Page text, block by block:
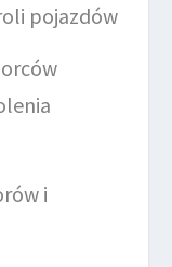
pojazdów
i